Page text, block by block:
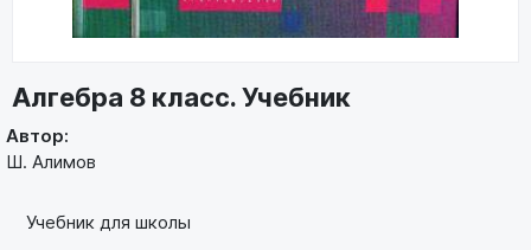
Алгебра 8 класс. Учебник
Автор:
Ш. Алимов
Учебник для школы